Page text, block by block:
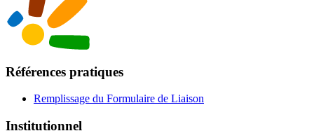
Références pratiques
Remplissage du Formulaire de Liaison
Institutionnel